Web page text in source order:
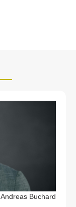
Andreas Buchard